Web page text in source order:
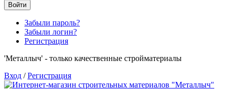
Войти
Забыли пароль?
Забыли логин?
Регистрация
'Металлыч' - только качественные стройматериалы
Вход /Регистрация